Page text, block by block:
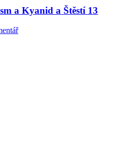
a Kyanid a Štěstí 13